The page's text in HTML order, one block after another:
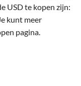
USD te kopen zijn:
kunt meer
pagina.